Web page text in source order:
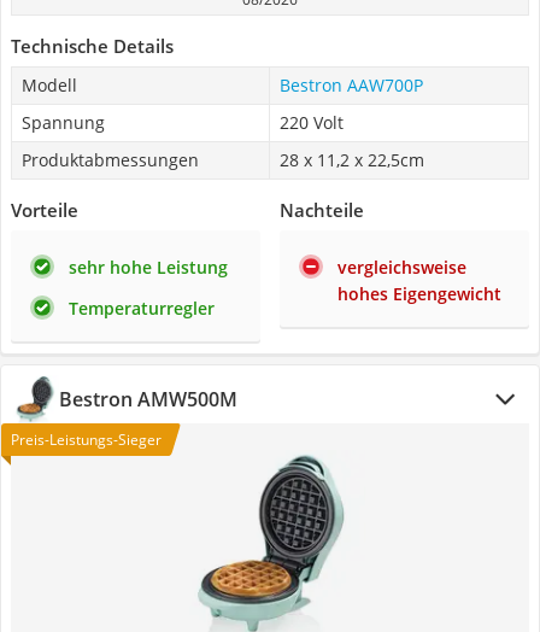
Technische Details
Modell
Bestron AAW700P
Spannung
220 Volt
Produktabmessungen
28 x 11,2 x 22,5cm
Vorteile
sehr hohe Leistung
Temperaturregler
Nachteile
vergleichsweise
hohes Eigengewicht
Bestron AMW500M
Preis-Leistungs-Sieger